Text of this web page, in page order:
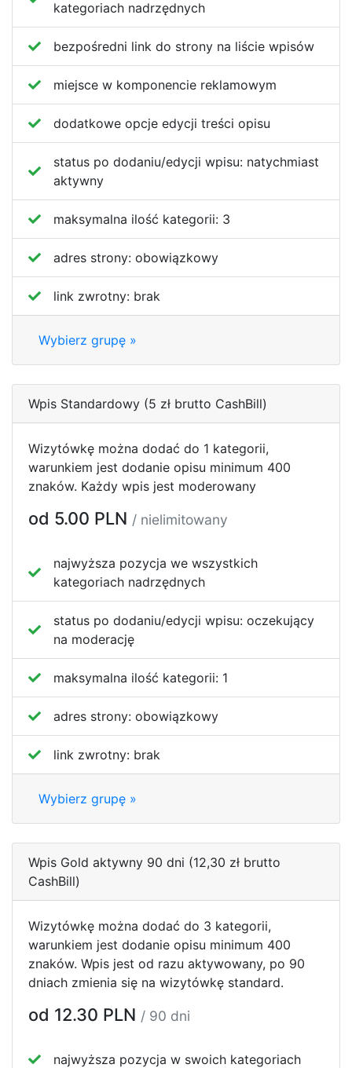
kategoriach nadrzędnych
bezpośredni link do strony na liście wpisów
miejsce w komponencie reklamowym
dodatkowe opcje edycji treści opisu
status po dodaniu/edycji wpisu: natychmiast
aktywny
maksymalna ilość kategorii: 3
adres strony: obowiązkowy
link zwrotny: brak
Wybierz grupę »
Wpis Standardowy (5 zł brutto CashBill)
Wizytówkę można dodać do 1 kategorii,
warunkiem jest dodanie opisu minimum 400
znaków. Każdy wpis jest moderowany
od 5.00 PLN / nielimitowany
najwyższa pozycja we wszystkich
kategoriach nadrzędnych
status po dodaniu/edycji wpisu: oczekujący
na moderację
maksymalna ilość kategorii: 1
adres strony: obowiązkowy
link zwrotny: brak
Wybierz grupę »
Wpis Gold aktywny 90 dni (12,30 zł brutto
CashBill)
Wizytówkę można dodać do 3 kategorii,
warunkiem jest dodanie opisu minimum 400
znaków. Wpis jest od razu aktywowany, po 90
dniach zmienia się na wizytówkę standard.
od 12.30 PLN / 90 dni
najwyższa pozycja w swoich kategoriach